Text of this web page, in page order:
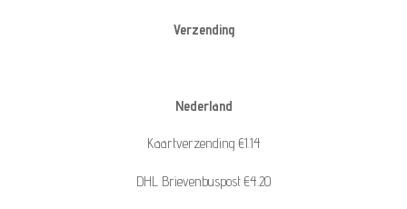
Verzending
Nederland
Kaartverzending €1.14
DHL Brievenbuspost €4.20